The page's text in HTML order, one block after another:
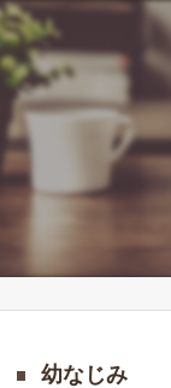
幼なじみ